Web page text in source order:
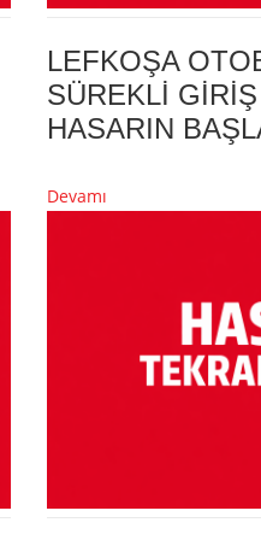
LEFKOŞA
SÜREKLİ
HASARIN
Devamı